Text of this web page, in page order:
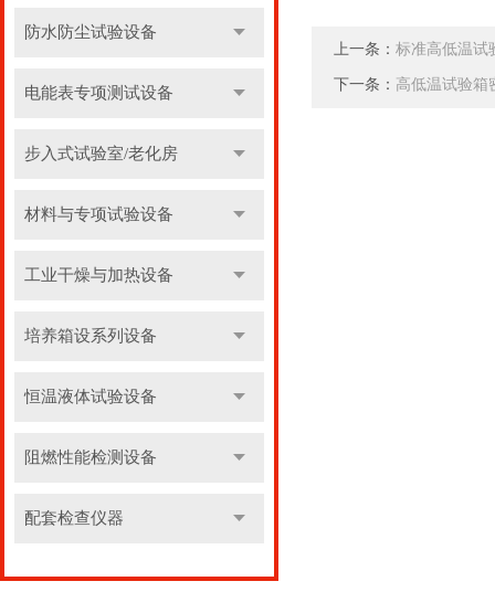
防水防尘试验设备
电能表专项测试设备
步入式试验室/老化房
材料与专项试验设备
工业干燥与加热设备
培养箱设系列设备
恒温液体试验设备
阻燃性能检测设备
配套检查仪器
上一条： 标准高低温试
下一条： 高低温试验箱